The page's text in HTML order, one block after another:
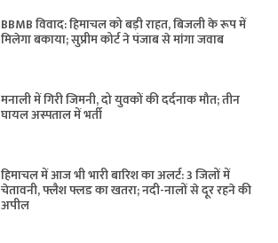
BBMB विवाद: हिमाचल को बड़ी राहत, बिजली के रूप में
मिलेगा बकाया; सुप्रीम कोर्ट ने पंजाब से मांगा जवाब
मनाली में गिरी जिमनी, दो युवकों की दर्दनाक मौत; तीन
घायल अस्पताल में भर्ती
हिमाचल में आज भी भारी बारिश का अलर्ट: 3 जिलों में
चेतावनी, फ्लैश फ्लड का खतरा; नदी-नालों से दूर रहने की
अपील